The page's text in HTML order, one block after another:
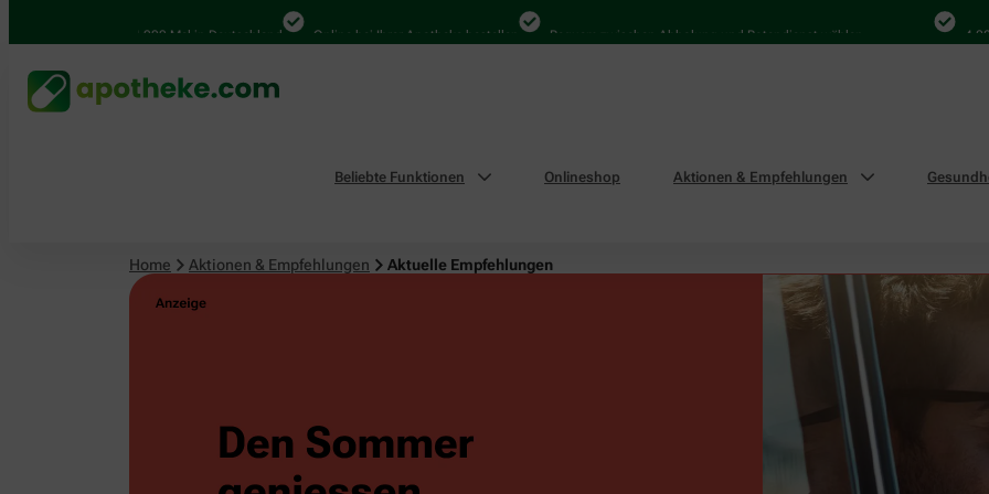
4.000 Mal in Deutschland Online bei Ihrer Apotheke bestellen Bequem zwischen Abholung und Botendienst wählen 4.000 Mal
Beliebte Funktionen Onlineshop Aktionen & Empfehlungen
Home Aktionen & Empfehlungen Aktuelle Empfehlungen